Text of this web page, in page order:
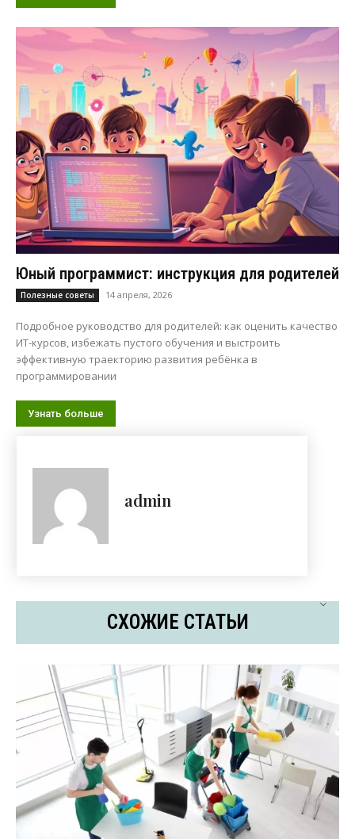
Юный программист: инструкция для родителей
Полезные советы 14 апреля, 2026
Подробное руководство для родителей: как оценить качество
ИТ-курсов, избежать пустого обучения и выстроить
эффективную траекторию развития ребёнка в
программировании
Узнать больше
admin
СХОЖИЕ СТАТЬИ